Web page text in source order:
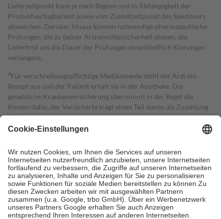
Lieferzeitpunkt kann je nach Region und in Abhängigkeit der
Produktverfügbarkeit sowie vom Zustellzeitpunkt des Spediteurs
abweichen. Darüber hinaus können notwendige pharmazeutische
Prüfungen, die zu deiner Arzneimittelsicherheit dienen, die
Lieferfrist um die Dauer der Prüfungen einschließlich Klärungen
verlängern.
4Für verschreibungspflichtige Medikamente stellt der Arzt ein
Rezept aus und der Patient erhält sie in der Apotheke. Die
gesetzliche Krankenversicherung übernimmt in der Regel die
Kosten dafür, der Versicherte trägt einen Teil davon als Zuzahlung
mit.
Grundsätzlich leisten Mitglieder Zuzahlungen in Höhe von zehn
höchstens zehn Euro.
Es sind jedoch nie mehr als die tatsächlichen
Kosten der Leistung zu entrichten.
Diese Regeln gelten grundsätzlich auch für Online-Apotheken.
Bei Heilmitteln und häuslicher Krankenpflege beträgt die
Zuzahlung zehn Prozent der Kosten sowie zehn Euro je
Verordnung.
Um das Engagement der Versicherten für ihre eigene Gesundheit zu